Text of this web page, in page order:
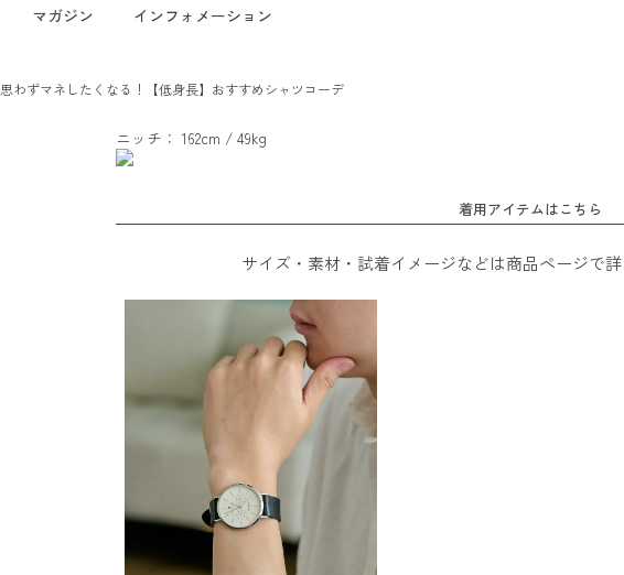
マガジン インフォメーション
思わずマネしたくなる！【低身長】おすすめシャツコーデ
ニッチ： 162cm / 49kg
着用アイテムはこちら
サイズ・素材・試着イメージなどは商品ページで詳